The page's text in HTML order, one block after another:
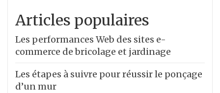
Articles populaires
Les performances Web des sites e-
commerce de bricolage et jardinage
Les étapes à suivre pour réussir le ponçage
d’un mur